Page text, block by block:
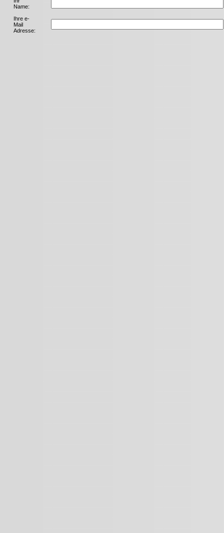
Name:
Ihre e-
Mail
Adresse: